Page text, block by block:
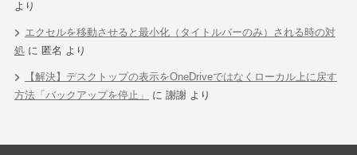
より
エクセルを移動させると最小化（タイトルバーのみ）される時の対
処に 匿名 より
【解決】デスクトップの表示をOneDriveではなくローカル上に戻す
方法「バックアップを停止」
に 謝謝より